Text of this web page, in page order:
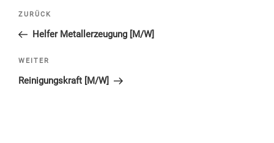
Beitragsnavigation
Vorheriger
Beitrag
ZURÜCK
Helfer Metallerzeugung [M/W]
Nächster
Beitrag
WEITER
Reinigungskraft [M/W]